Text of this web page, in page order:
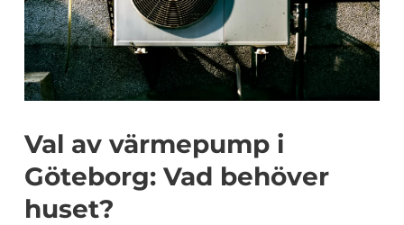
Val av värmepump i
Göteborg: Vad behöver
huset?